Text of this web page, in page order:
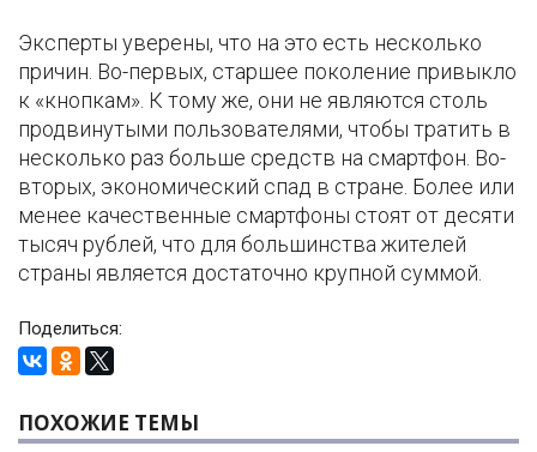
Эксперты уверены, что на это есть несколько
причин. Во-первых, старшее поколение привыкло
к «кнопкам». К тому же, они не являются столь
продвинутыми пользователями, чтобы тратить в
несколько раз больше средств на смартфон. Во-
вторых, экономический спад в стране. Более или
менее качественные смартфоны стоят от десяти
тысяч рублей, что для большинства жителей
страны является достаточно крупной суммой.
Поделиться:
ПОХОЖИЕ ТЕМЫ